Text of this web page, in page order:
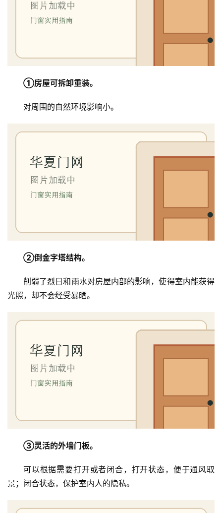
①房屋可拆卸重装。
对周围的自然环境影响小。
②倒金字塔结构。
削弱了烈日和雨水对房屋内部的影响，使得室内能获得
光照，却不会经受暴晒。
③灵活的外墙门板。
可以根据需要打开或者闭合，打开状态，便于通风取
景；闭合状态，保护室内人的隐私。